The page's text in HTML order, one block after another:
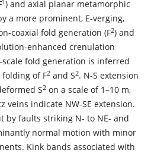
) and axial planar metamorphic
a more prominent, E-verging,
coaxial fold generation (F2) and
enhanced crenulation
fold generation is inferred
of F2and S2. N-S extension
S2on a scale of 1–10 m,
veins indicate NW-SE extension.
by faults striking N- to NE- and
normal motion with minor
Kink bands associated with